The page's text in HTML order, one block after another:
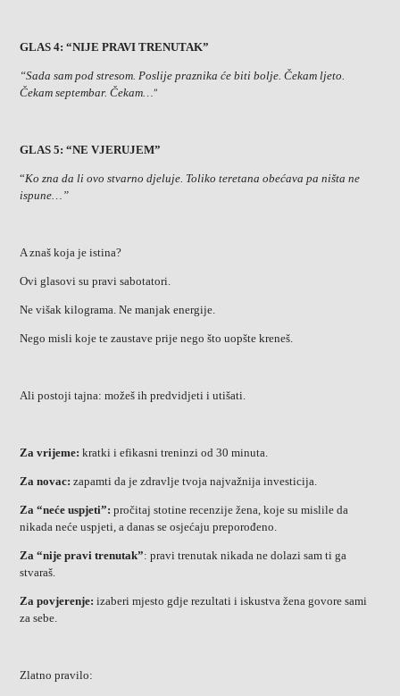
GLAS 4: “NIJE PRAVI TRENUTAK”
“Sada sam pod stresom. Poslije praznika će biti bolje. Čekam ljeto.
Čekam septembar. Čekam…”
GLAS 5: “NE VJERUJEM”
“Ko zna da li ovo stvarno djeluje. Toliko teretana obećava pa ništa ne
ispune…”
A znaš koja je istina?
Ovi glasovi su pravi sabotatori.
Ne višak kilograma. Ne manjak energije.
Nego misli koje te zaustave prije nego što uopšte kreneš.
Ali postoji tajna: možeš ih predvidjeti i utišati.
Za vrijeme: kratki i efikasni treninzi od 30 minuta.
Za novac: zapamti da je zdravlje tvoja najvažnija investicija.
Za “neće uspjeti”: pročitaj stotine recenzije žena, koje su mislile da
nikada neće uspjeti, a danas se osjećaju preporođeno.
Za “nije pravi trenutak”: pravi trenutak nikada ne dolazi sam ti ga
stvaraš.
Za povjerenje: izaberi mjesto gdje rezultati i iskustva žena govore sami
za sebe.
Zlatno pravilo: